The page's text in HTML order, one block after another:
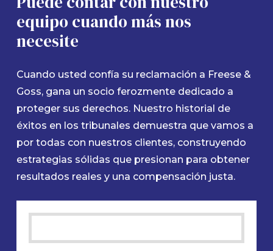
equipo cuando más nos
necesite
Cuando usted confía su reclamación a Freese &
Goss, gana un socio ferozmente dedicado a
proteger sus derechos. Nuestro historial de
éxitos en los tribunales demuestra que vamos a
por todas con nuestros clientes, construyendo
estrategias sólidas que presionan para obtener
resultados reales y una compensación justa.